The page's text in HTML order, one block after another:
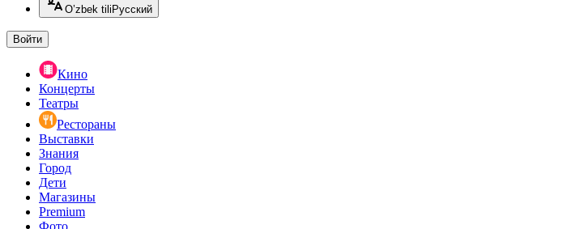
O’zbek tili Русский
Войти
Кино
Концерты
Театры
Рестораны
Выставки
Знания
Город
Дети
Магазины
Premium